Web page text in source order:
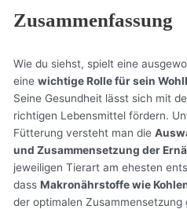
Zusammenfassung
Wie du siehst, spielt eine
einewichtige Rolle für sein
Seine Gesundheit lässt sich mit
richtigen Lebensmittel fördern.
Fütterung versteht man die
und Zusammensetzung der
jeweiligen Tierart am ehesten
dassMakronährstoffe wie
der optimalen